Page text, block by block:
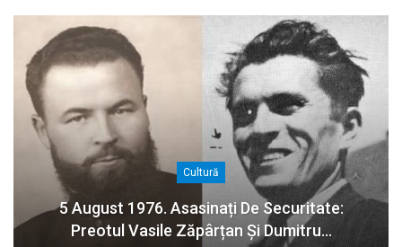
Cultură
5 August 1976. Asasinați De Securitate:
Preotul Vasile Zăpârțan Și Dumitru…